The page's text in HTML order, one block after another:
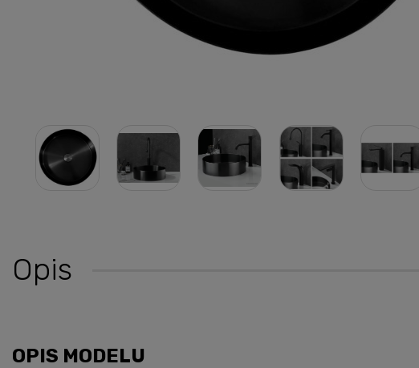
Opis
OPIS MODELU